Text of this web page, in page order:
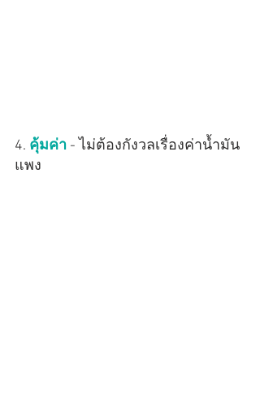
4. คุ้มค่า - ไม่ต้องกังวลเรื่องค่าน้ำมัน
แพง